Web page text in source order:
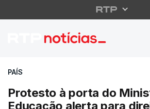
Protesto à
PAÍS
Protesto à porta do
Educação alerta para